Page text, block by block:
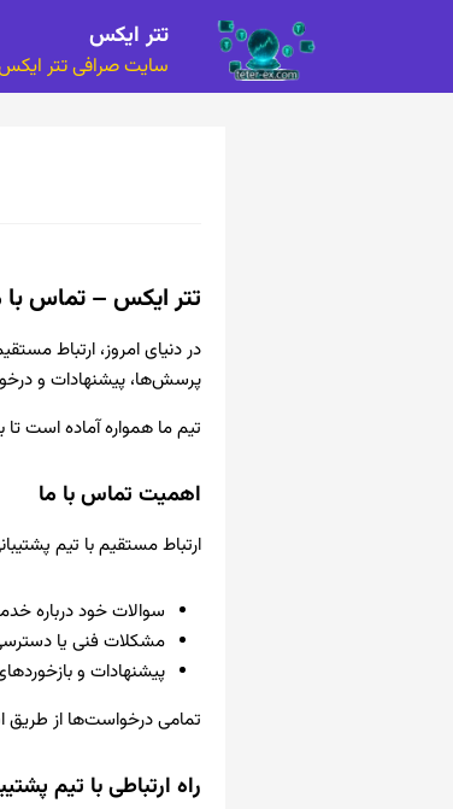
تتر ایکس
سایت صرافی تتر
تتر ایکس – تماس با
در دنیای امروز، ارتباط
پرسش‌ها، پیشنهادات و
تیم ما همواره آماده است
اهمیت تماس با ما
ارتباط مستقیم با تیم
سوالات خود درباره
مشکلات فنی یا
پیشنهادات و
تمامی درخواست‌ها از
راه ارتباطی با تیم